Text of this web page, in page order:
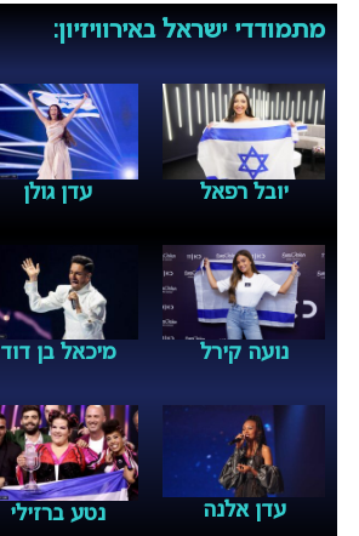
מתמודדי ישראל באירוויזיון:
יובל רפאל עדן גולן
נועה קירל מיכאל בן דוד
עדן אלנה נטע ברזילי